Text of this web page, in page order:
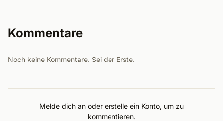
Kommentare
Noch keine Kommentare. Sei der Erste.
Melde dich an oder erstelle ein Konto, um zu
kommentieren.